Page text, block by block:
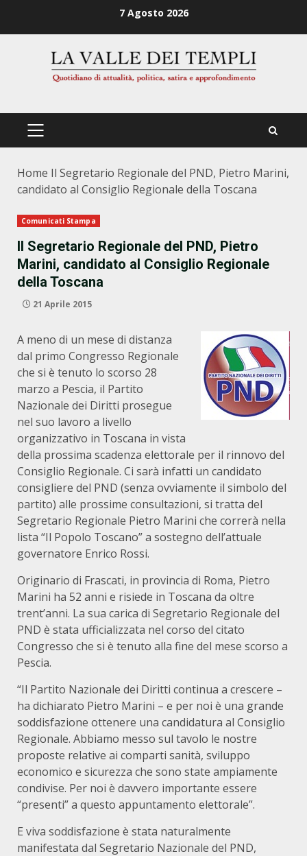
7 Agosto 2026
PRIMÄRES
Home Il Segretario Regionale del PND, Pietro Marini,
candidato al Consiglio Regionale della Toscana
Comunicati Stampa
Il Segretario Regionale del PND, Pietro
Marini, candidato al Consiglio Regionale
della Toscana
21 Aprile 2015
A meno di un mese di distanza
dal primo Congresso Regionale
che si è tenuto lo scorso 28
marzo a Pescia, il Partito
Nazionale dei Diritti prosegue
nel suo lavoro a livello
organizzativo in Toscana in vista
della prossima scadenza elettorale per il rinnovo del
Consiglio Regionale. Ci sarà infatti un candidato
consigliere del PND (senza ovviamente il simbolo del
partito) alle prossime consultazioni, si tratta del
Segretario Regionale Pietro Marini che correrà nella
lista “Il Popolo Toscano” a sostegno dell’attuale
governatore Enrico Rossi.
Originario di Frascati, in provincia di Roma, Pietro
Marini ha 52 anni e risiede in Toscana da oltre
trent’anni. La sua carica di Segretario Regionale del
PND è stata ufficializzata nel corso del citato
Congresso che si è tenuto alla fine del mese scorso a
Pescia.
“Il Partito Nazionale dei Diritti continua a crescere –
ha dichiarato Pietro Marini – e per noi è una grande
soddisfazione ottenere una candidatura al Consiglio
Regionale. Abbiamo messo sul tavolo le nostre
proposte relative ai comparti sanità, sviluppo
economico e sicurezza che sono state ampiamente
condivise. Per noi è davvero importante essere
“presenti” a questo appuntamento elettorale”.
E viva soddisfazione è stata naturalmente
manifestata dal Segretario Nazionale del PND,